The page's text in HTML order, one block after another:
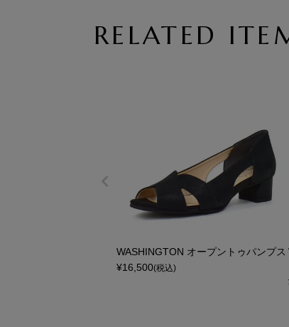
RELATED
WASHINGTON オープントゥパンプス
¥16,500(税込)